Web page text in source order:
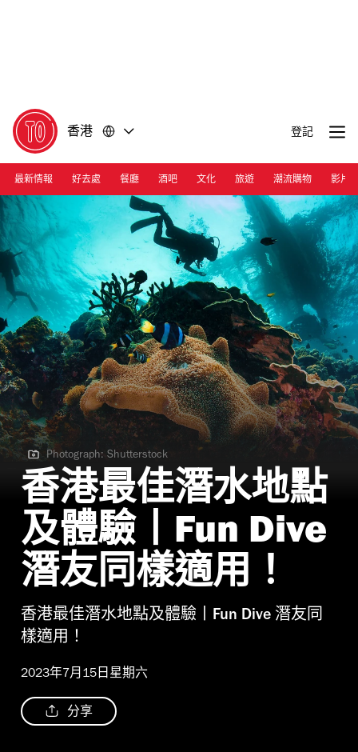
香港 登記
最新情報 好去處 餐廳 酒吧 文化 旅遊 潮流購物 影片
Photograph: Shutterstock
Photograph: Shutterstock
香港最佳潛水地點
及體驗丨Fun Dive
潛友同樣適用！
香港最佳潛水地點及體驗丨Fun Dive 潛友同
樣適用！
2023年7月15日星期六
分享